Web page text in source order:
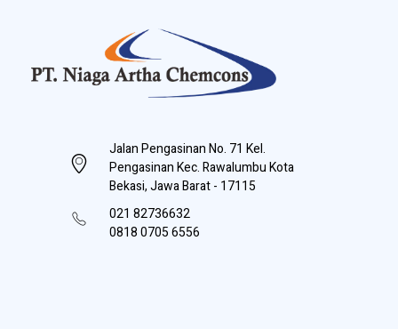
Jalan Pengasinan No. 71 Kel.
Pengasinan Kec. Rawalumbu Kota
Bekasi, Jawa Barat - 17115
021 82736632
0818 0705 6556